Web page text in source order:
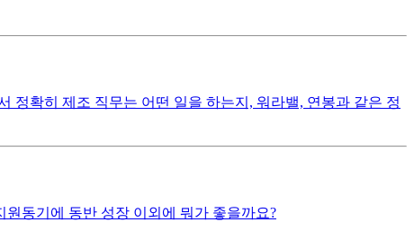
정확히 제조 직무는 어떤 일을 하는지, 워라밸, 연봉과 같은 정
동기에 동반 성장 이외에 뭐가 좋을까요?